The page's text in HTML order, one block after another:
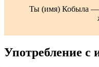
Ты (имя) Кобыла —
Употребление с